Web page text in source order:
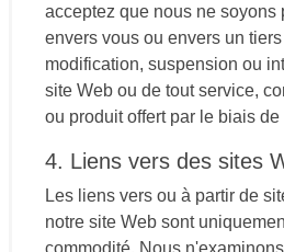
acceptez que nous ne soyons
envers vous ou envers un
modification, suspension ou
site Web ou de tout service,
ou produit offert par le biais de
4. Liens vers des sites
Les liens vers ou à partir de
notre site Web sont
commodité. Nous